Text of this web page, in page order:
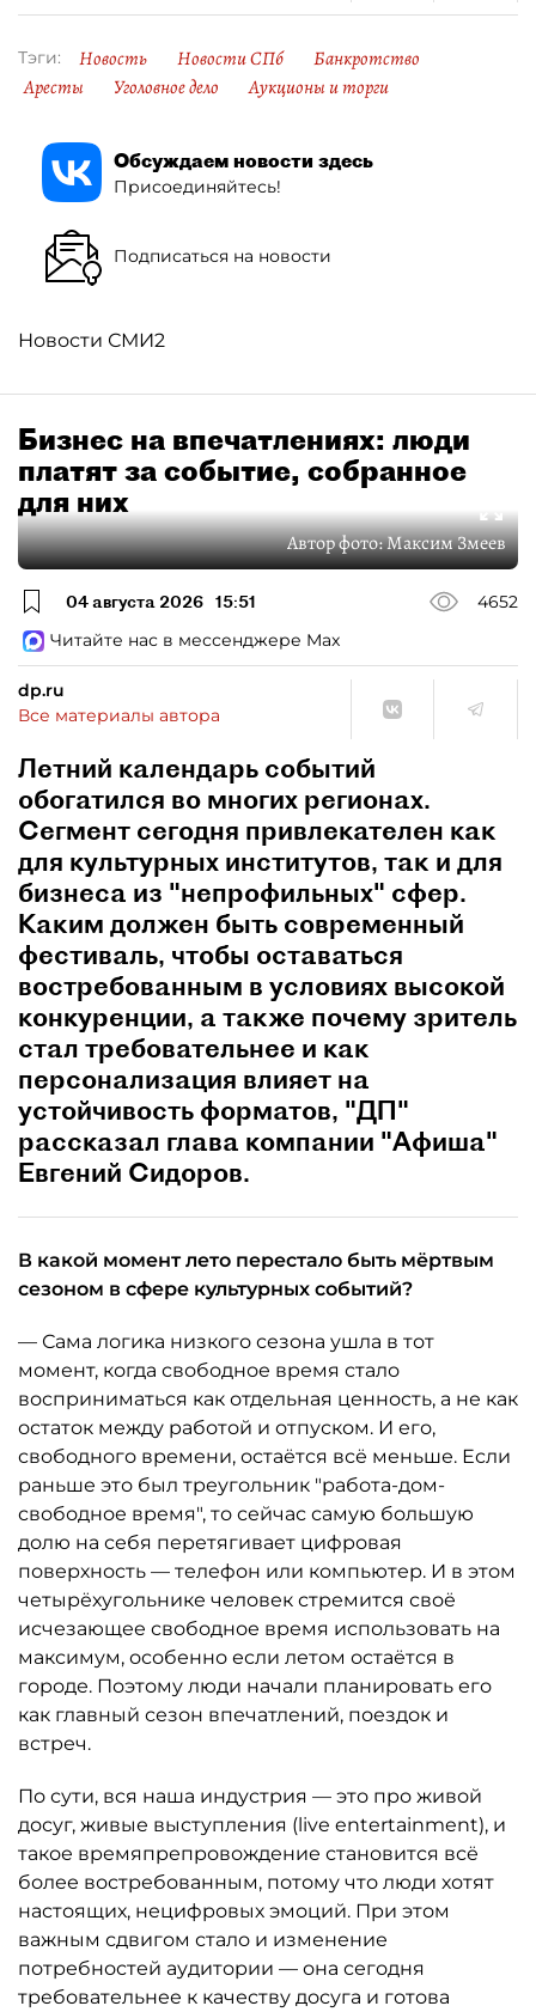
Тэги: Новость Новости СПб
Банкротство
Аресты
Уголовное дело Аукционы и торги
Обсуждаем новости здесь
Присоединяйтесь!
Подписаться на новости
Новости СМИ2
Бизнес на впечатлениях: люди
платят за событие, собранное
для них
Автор фото:Максим Змеев
04 августа 2026 15:51
4652
Читайте нас в мессенджере Max
dp.ru
Все материалы автора
Летний календарь событий
обогатился во многих регионах.
Сегмент сегодня привлекателен как
для культурных институтов, так и для
бизнеса из "непрофильных" сфер.
Каким должен быть современный
фестиваль, чтобы оставаться
востребованным в условиях высокой
конкуренции, а также почему зритель
стал требовательнее и как
персонализация влияет на
устойчивость форматов, "ДП"
рассказал глава компании "Афиша"
Евгений Сидоров.
В какой момент лето перестало быть мёртвым
сезоном в сфере культурных событий?
— Сама логика низкого сезона ушла в тот
момент, когда свободное время стало
восприниматься как отдельная ценность, а не как
остаток между работой и отпуском. И его,
свободного времени, остаётся всё меньше. Если
раньше это был треугольник "работа-дом-
свободное время", то сейчас самую большую
долю на себя перетягивает цифровая
поверхность — телефон или компьютер. И в этом
четырёхугольнике человек стремится своё
исчезающее свободное время использовать на
максимум, особенно если летом остаётся в
городе. Поэтому люди начали планировать его
как главный сезон впечатлений, поездок и
встреч.
По сути, вся наша индустрия — это про живой
досуг, живые выступления (live entertainment), и
такое времяпрепровождение становится всё
более востребованным, потому что люди хотят
настоящих, нецифровых эмоций. При этом
важным сдвигом стало и изменение
потребностей аудитории — она сегодня
требовательнее к качеству досуга и готова